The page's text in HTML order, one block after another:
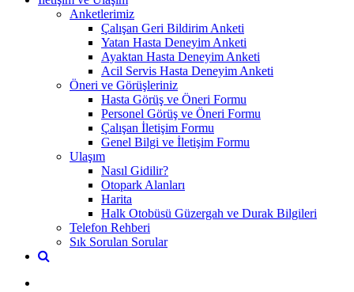
Anketlerimiz
Çalışan Geri Bildirim Anketi
Yatan Hasta Deneyim Anketi
Ayaktan Hasta Deneyim Anketi
Acil Servis Hasta Deneyim Anketi
Öneri ve Görüşleriniz
Hasta Görüş ve Öneri Formu
Personel Görüş ve Öneri Formu
Çalışan İletişim Formu
Genel Bilgi ve İletişim Formu
Ulaşım
Nasıl Gidilir?
Otopark Alanları
Harita
Halk Otobüsü Güzergah ve Durak Bilgileri
Telefon Rehberi
Sık Sorulan Sorular